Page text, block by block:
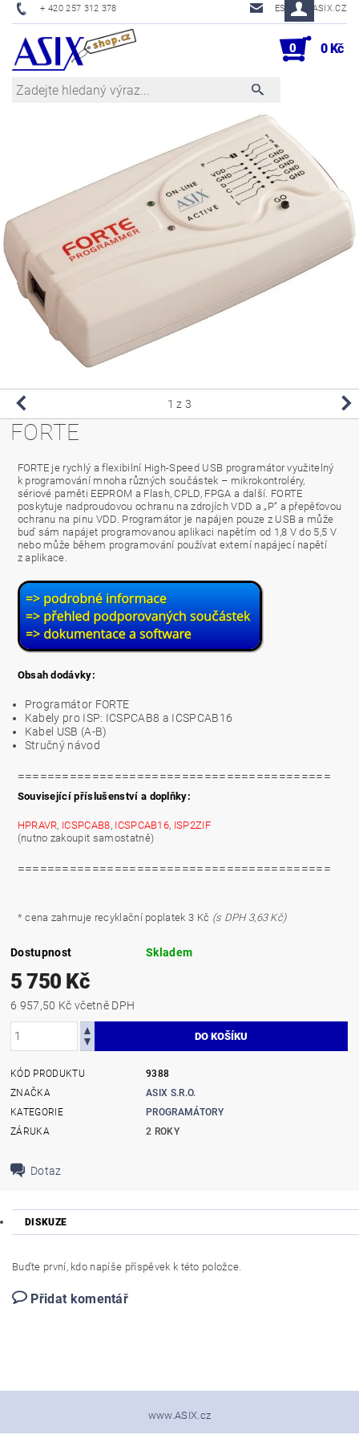
+ 420 257 312 378 ESHOP@ASIX.CZ
0 0 Kč
1 z 3
FORTE
FORTE je rychlý a flexibilní High-Speed USB programátor využitelný
k programování mnoha různých součástek – mikrokontroléry,
sériové paměti EEPROM a Flash, CPLD, FPGA a další. FORTE
poskytuje nadproudovou ochranu na zdrojích VDD a „P“ a přepěťovou
ochranu na pinu VDD. Programátor je napájen pouze z USB a může
buď sám napájet programovanou aplikaci napětím od 1,8 V do 5,5 V
nebo může během programování používat externí napájecí napětí
z aplikace.
Obsah dodávky:
Programátor FORTE
Kabely pro ISP: ICSPCAB8 a ICSPCAB16
Kabel USB (A-B)
Stručný návod
==========================================
Související příslušenství a doplňky:
HPRAVR, ICSPCAB8, ICSPCAB16, ISP2ZIF
(nutno zakoupit samostatně)
==========================================
* cena zahrnuje recyklační poplatek 3 Kč (s DPH 3,63 Kč)
Dostupnost Skladem
5 750 Kč
6 957,50 Kč včetně DPH
KÓD PRODUKTU
9388
ZNAČKA
ASIX S.R.O.
KATEGORIE
PROGRAMÁTORY
ZÁRUKA
2 ROKY
Dotaz
DISKUZE
Buďte první, kdo napíše příspěvek k této položce.
Přidat komentář
www.ASIX.cz